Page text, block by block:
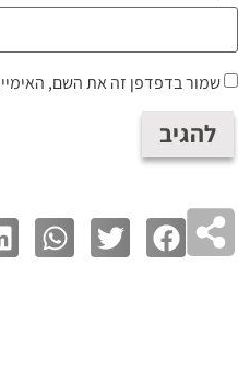
שמור בדפדפן זה את השם,